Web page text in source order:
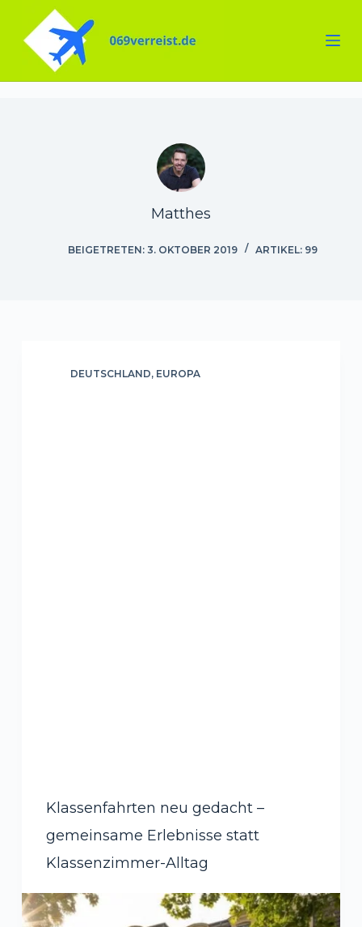
Inhalt
springen
Matthes
BEIGETRETEN: 3. OKTOBER 2019 ARTIKEL: 99
DEUTSCHLAND, EUROPA
Klassenfahrten neu gedacht –
gemeinsame Erlebnisse statt
Klassenzimmer-Alltag